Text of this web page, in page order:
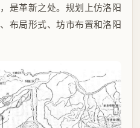
是革新之处。规划上仿洛阳
布局形式、坊市布置和洛阳